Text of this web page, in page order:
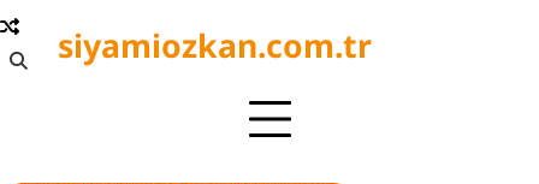
Skip
to
content
siyamiozkan.com.tr